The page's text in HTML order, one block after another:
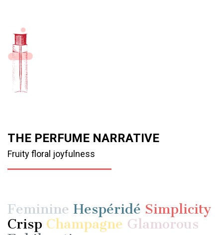
THE PERFUME NARRATIVE
Fruity floral joyfulness
Feminine Hespéridé Simplicity
Crisp Champagne Glamorous